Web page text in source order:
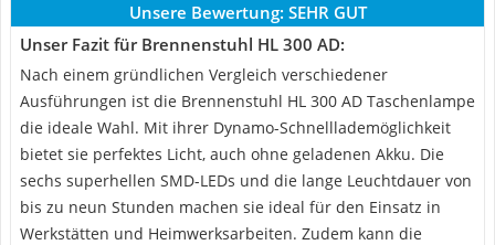
Unsere Bewertung: SEHR GUT
Unser Fazit für Brennenstuhl HL 300 AD:
Nach einem gründlichen Vergleich verschiedener
Ausführungen ist die Brennenstuhl HL 300 AD Taschenlampe
die ideale Wahl. Mit ihrer Dynamo-Schnelllademöglichkeit
bietet sie perfektes Licht, auch ohne geladenen Akku. Die
sechs superhellen SMD-LEDs und die lange Leuchtdauer von
bis zu neun Stunden machen sie ideal für den Einsatz in
Werkstätten und Heimwerksarbeiten. Zudem kann die